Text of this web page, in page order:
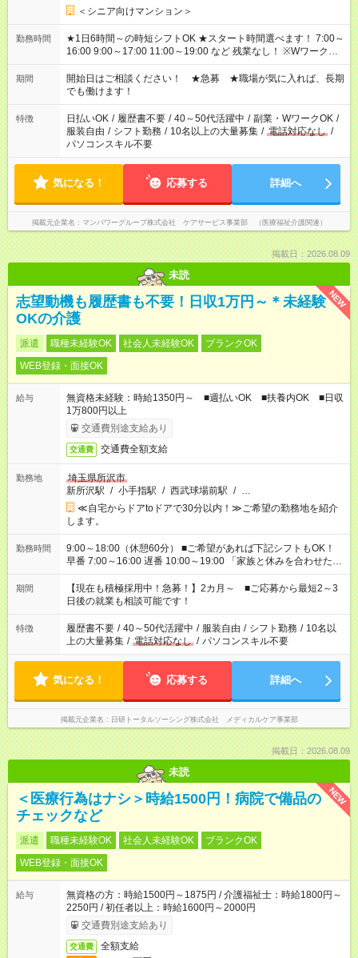
＜シニア向けマンション＞
勤務時間
★1日6時間～の時短シフトOK ★スタート時間選べます！ 7:00～
16:00 9:00～17:00 11:00～19:00 など 残業なし！ ※Wワークの
場合、他のお仕事と合わせ週40時間超の就業はご案内できませ
ん ※法令に基づき、週20時間以上勤務は社会保険への加入対象
となります ※労働者派遣法（日雇い派遣の原則禁止）により、
短時間・短期間の就業はご案内が難しい場合があります
期間
開始日はご相談ください！ ★急募 ★職場が気に入れば、長期
でも働けます！
特徴 日払いOK / 履歴書不要 / 40～50代活躍中 / 副業・WワークOK /
服装自由 / シフト勤務 / 10名以上の大量募集 / 電話対応なし /
パソコンスキル不要
気になる！ 応募する 詳細へ
掲載元企業名 マンパワーグループ株式会社 ケアサービス事業部 （医療福祉介護関連）
掲載日：2026.08.09
未読
NEW
志望動機も履歴書も不要！日収1万円～＊未経験
OKの介護
派遣 職種未経験OK 社会人未経験OK
ブランクOK
WEB登録・面接OK
給与
無資格未経験：時給1350円～ ■週払いOK ■扶養内OK ■日収
1万800円以上
交通費別途支給あり
交通費 交通費全額支給
勤務地
埼玉県所沢市
新所沢駅 / 小手指駅 / 西武球場前駅 / …
≪自宅からドアtoドアで30分以内！≫ご希望の勤務地を紹介
します。
勤務時間
9:00～18:00（休憩60分） ■ご希望があれば下記シフトもOK！
早番 7:00～16:00 遅番 10:00～19:00 「家族と休みを合わせた
い」 「余裕を持って夕飯の準備がしたい」 「できれば残業はし
たくない」 など、ご希望を教えてくださいね。 ※Wワーク希望
の方へ 今ご覧のお仕事で希望する勤務時間と、もう1つのお仕事
の勤務時間。 合計で週40時間を超える場合は応募できません。
期間
【現在も積極採用中！急募！】2カ月～ ■ご応募から最短2～3
日後の就業も相談可能です！
特徴 履歴書不要 / 40～50代活躍中 / 服装自由 / シフト勤務 / 10名以
上の大量募集 / 電話対応なし / パソコンスキル不要
気になる！ 応募する 詳細へ
掲載元企業名 日研トータルソーシング株式会社 メディカルケア事業部
掲載日：2026.08.09
未読
NEW
＜医療行為はナシ＞時給1500円！病院で備品の
チェックなど
派遣 職種未経験OK 社会人未経験OK
ブランクOK
WEB登録・面接OK
給与
無資格の方：時給1500円～1875円 / 介護福祉士：時給1800円～
2250円 / 初任者以上：時給1600円～2000円
交通費別途支給あり
交通費 全額支給